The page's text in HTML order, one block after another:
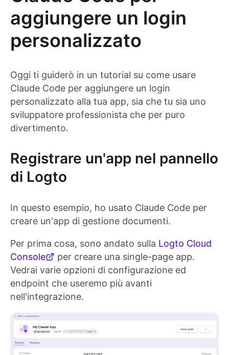
aggiungere un login
personalizzato
Oggi ti guiderò in un tutorial su come usare
Claude Code per aggiungere un login
personalizzato alla tua app, sia che tu sia uno
sviluppatore professionista che per puro
divertimento.
Registrare un'app nel pannello
di Logto
In questo esempio, ho usato Claude Code per
creare un'app di gestione documenti.
Per prima cosa, sono andato sulla Logto Cloud
Console
per creare una single-page app.
Vedrai varie opzioni di configurazione ed
endpoint che useremo più avanti
nell'integrazione.